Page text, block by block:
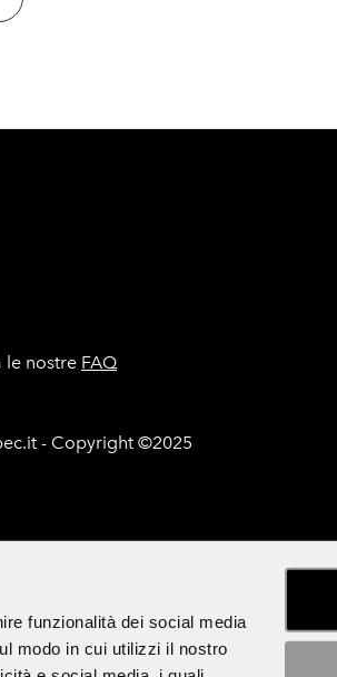
funzionalità dei social media
modo in cui utilizzi il nostro
le nostre FAQ
- Copyright ©2025
Dichiarazione